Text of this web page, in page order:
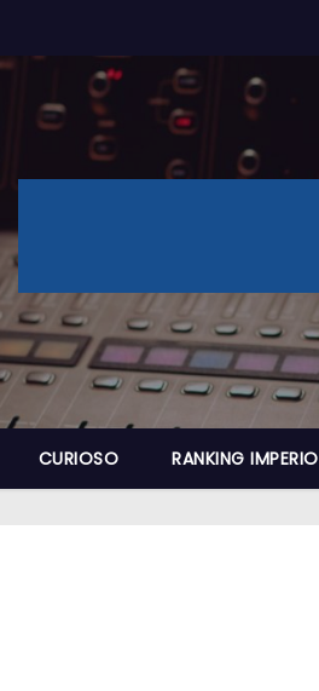
CURIOSO RANKING IMPERIO